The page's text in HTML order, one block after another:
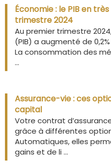
Économie : le PIB en
trimestre 2024
Au premier trimestre
(PIB) a augmenté de
La consommation des
...
Assurance-vie : ces
capital
Votre contrat
grâce à différentes
Automatiques, elles
gains et de li ...